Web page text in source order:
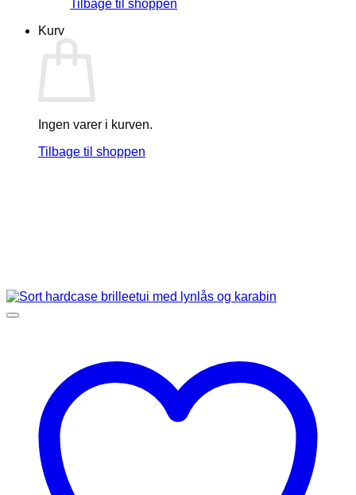
Tilbage til shoppen
Kurv
Ingen varer i kurven.
Tilbage til shoppen